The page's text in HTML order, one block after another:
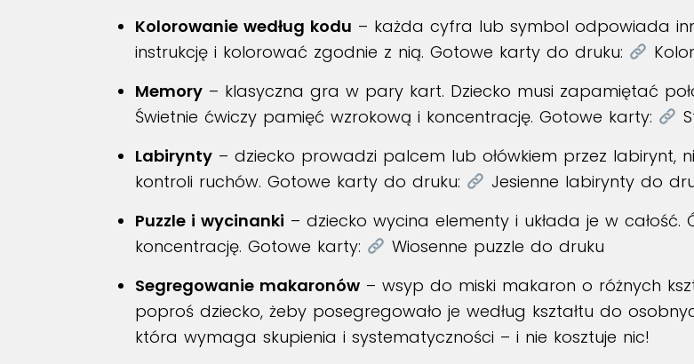
Kolorowanie według kodu – każda cyfra lub symbol odpowiada
instrukcję i kolorować zgodnie z nią. Gotowe karty do druku:
Memory – klasyczna gra w pary kart. Dziecko musi zapamiętać
Świetnie ćwiczy pamięć wzrokową i koncentrację. Gotowe karty:
Labirynty – dziecko prowadzi palcem lub ołówkiem przez labirynt,
kontroli ruchów. Gotowe karty do druku:
Jesienne labirynty do
Puzzle i wycinanki – dziecko wycina elementy i układa je w całość.
koncentrację. Gotowe karty:
Wiosenne puzzle do druku
Segregowanie makaronów – wsyp do miski makaron o różnych
poproś dziecko, żeby posegregowało je według kształtu do
która wymaga skupienia i systematyczności – i nie kosztuje nic!